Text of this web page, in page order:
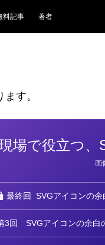
料記事 著者
す。
場で役立つ、
画
最終回 SVGアイコンの
3回 SVGアイコンの余白